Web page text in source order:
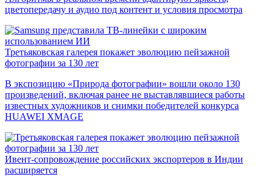
цветопередачу и аудио под контент и условия просмотра
Третьяковская галерея покажет эволюцию пейзажной
фотографии за 130 лет
В экспозицию «Природа фотографии» вошли около 130
произведений, включая ранее не выставлявшиеся работы
известных художников и снимки победителей конкурса
HUAWEI XMAGE
Ивент-сопровождение российских экспортеров в Индии
расширяется